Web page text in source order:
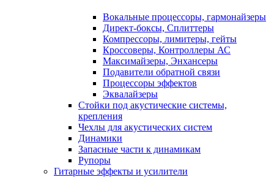
Вокальные процессоры, гармонайзеры
Директ-боксы, Сплиттеры
Компрессоры, лимитеры, гейты
Кроссоверы, Контроллеры АС
Максимайзеры, Энхансеры
Подавители обратной связи
Процессоры эффектов
Эквалайзеры
Стойки под акустические системы,
крепления
Чехлы для акустических систем
Динамики
Запасные части к динамикам
Рупоры
Гитарные эффекты и усилители